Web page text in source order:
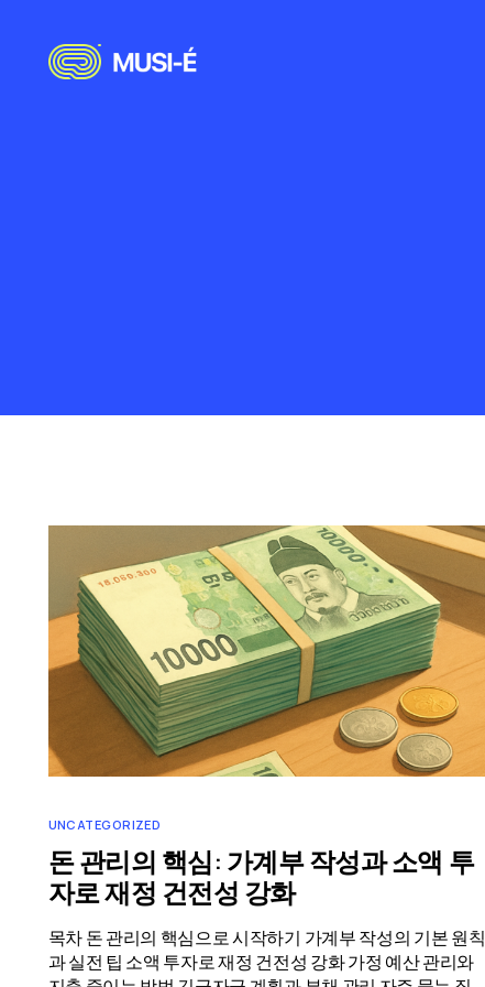
UNCATEGORIZED
돈 관리의 핵심: 가계부 작성과 소액 투
자로 재정 건전성 강화
목차 돈 관리의 핵심으로 시작하기 가계부 작성의 기본 원칙
과 실전 팁 소액 투자로 재정 건전성 강화 가정 예산 관리와